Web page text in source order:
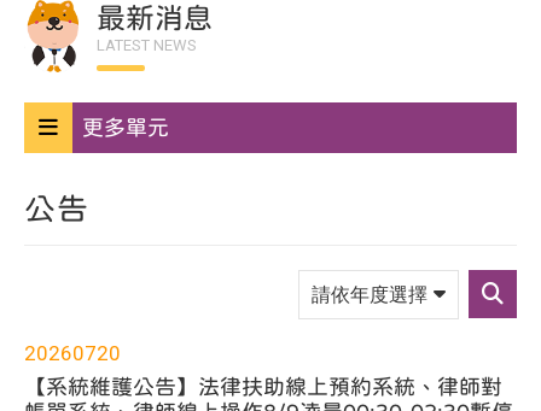
最新消息
LATEST NEWS
更多單元
公告
依
年
擇
送
20260720
【系統維護公告】法律扶助線上預約系統、律師對